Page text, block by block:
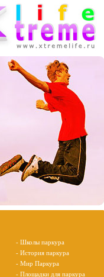
- Школы паркура
- История паркура
- Мир Паркура
- Площадки для паркура